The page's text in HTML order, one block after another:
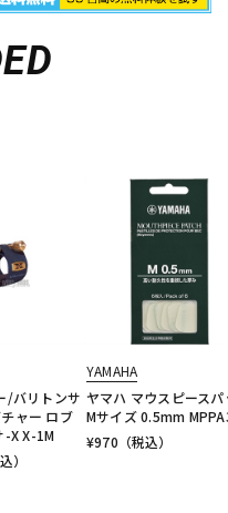
/バリトンサ
ャー ロブ
-X X-1M
）
YAMAHA
ヤマハ マウスピースパ
Mサイズ 0.5mm
¥970 （税込）